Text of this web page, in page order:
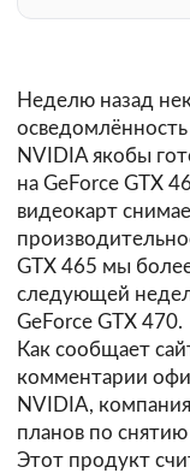
Неделю назад
NVIDIA якобы
на GeForce GTX
видеокарт
GTX 465 мы
следующей
GeForce GTX 470.
Как сообщает
комментарии
NVIDIA,
планов по снятию
Этот продукт